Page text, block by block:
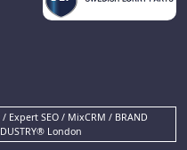
/ Expert SEO / MixCRM / BRAND
London